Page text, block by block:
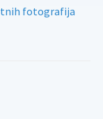
fotografija